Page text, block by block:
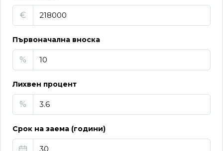
€
Първоначална вноска
%
Лихвен процент
%
Срок на заема (години)